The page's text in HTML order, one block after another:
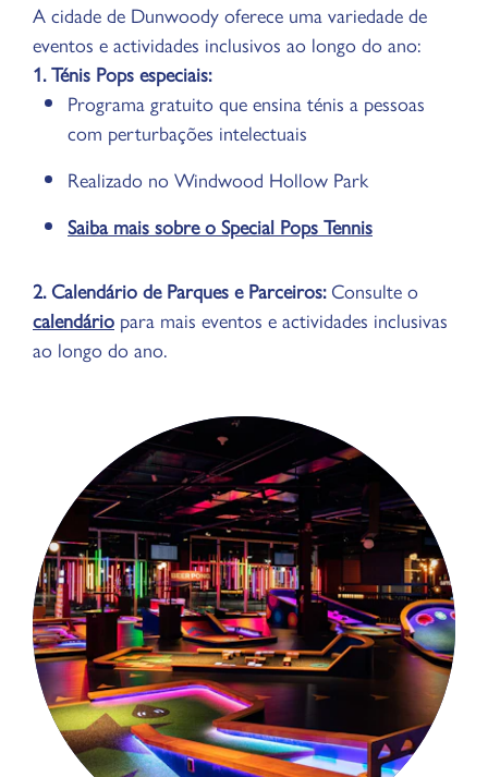
A cidade de Dunwoody oferece uma variedade de
eventos e actividades inclusivos ao longo do ano:
1. Ténis Pops especiais:
Programa gratuito que ensina ténis a pessoas
com perturbações intelectuais
Realizado no Windwood Hollow Park
Saiba mais sobre o Special Pops Tennis
2. Calendário de Parques e Parceiros:Consulte o
calendário para mais eventos e actividades inclusivas
ao longo do ano.